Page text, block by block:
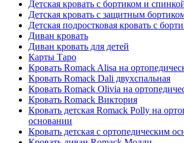
Детская кровать с бортиком и
Детская кровать с защитным
Детская подростковая кровать с
Диван кровать
Диван кровать для детей
Карты Таро
Кровать Romack Alisa на
Кровать Romack Dali двухспальная
Кровать Romack Olivia на
Кровать Romack Виктория
Кровать детская Romack Polly на
основании
Кровать детская с ортопедическим